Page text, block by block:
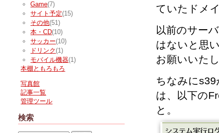
ていたドメ
以前のサー
はないと思
お願いいた
ちなみに
は、以下の
と。
Game(7)
サイト予定(15)
その他(51)
本・CD(10)
サッカー(10)
ドリンク (1)
モバイル機器(1)
本棚ともろもろ
写真館
記事一覧
管理ツール
検索